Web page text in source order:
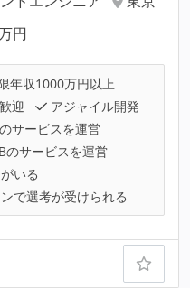
円
年収1000万円以上
迎
アジャイル開発
サービスを運営
のサービスを運営
いる
で選考が受けられる